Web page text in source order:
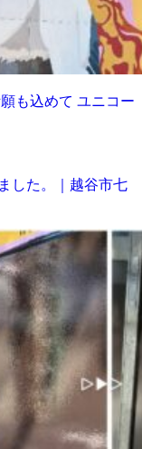
も込めて ユニコー
した。｜越谷市七